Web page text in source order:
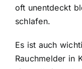
oft unentdeckt
schlafen.
Es ist auch
Rauchmelder in